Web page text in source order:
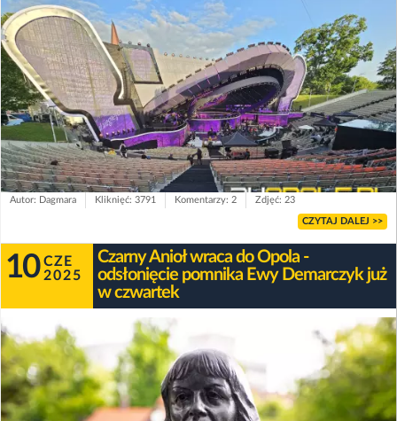
Autor: Dagmara Kliknięć: 3791 Komentarzy: 2 Zdjęć: 23
CZYTAJ DALEJ >>
10 CZE
2025
Czarny Anioł wraca do Opola -
odsłonięcie pomnika Ewy Demarczyk już
w czwartek